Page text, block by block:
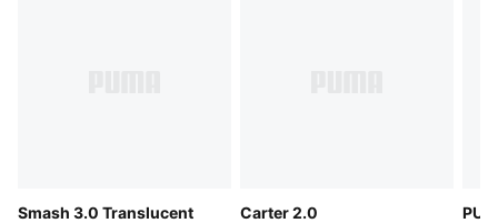
Smash 3.0 Translucent
Carter 2.0